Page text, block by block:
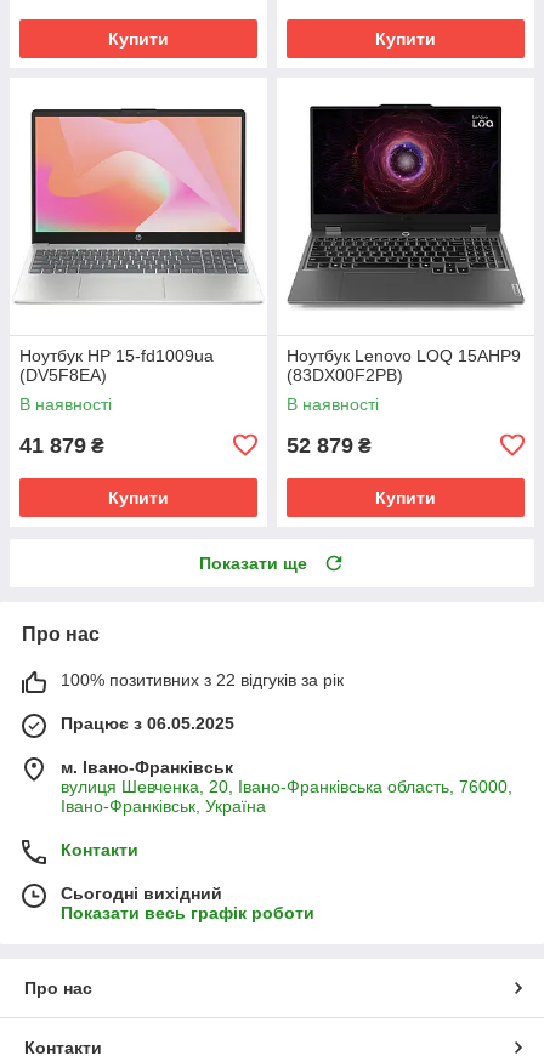
Купити Купити
Ноутбук HP 15-fd1009ua
(DV5F8EA)
В наявності
41 879 ₴
Купити
Ноутбук Lenovo LOQ 15AHP9
(83DX00F2PB)
В наявності
52 879 ₴
Купити
Показати ще
Про нас
100% позитивних з 22 відгуків за рік
Працює з 06.05.2025
м. Івано-Франківськ
вулиця Шевченка, 20, Івано-Франківська область, 76000,
Івано-Франківськ, Україна
Контакти
Сьогодні вихідний
Показати весь графік роботи
Про нас
Контакти